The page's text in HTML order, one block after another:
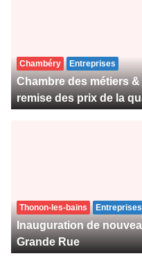
Chambéry Entreprises
Chambre des métiers
remise des prix de la
Thonon-les-bains Entreprises
Inauguration de
Grande Rue